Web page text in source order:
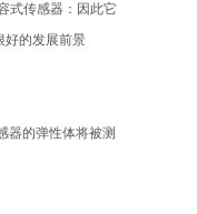
式传感器：因此它
好的发展前景
器的弹性体将被测